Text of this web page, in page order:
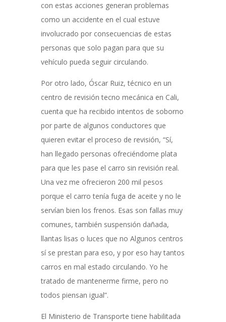
con estas acciones generan problemas
como un accidente en el cual estuve
involucrado por consecuencias de estas
personas que solo pagan para que su
vehículo pueda seguir circulando.
Por otro lado, Óscar Ruiz, técnico en un
centro de revisión tecno mecánica en Cali,
cuenta que ha recibido intentos de soborno
por parte de algunos conductores que
quieren evitar el proceso de revisión, “Sí,
han llegado personas ofreciéndome plata
para que les pase el carro sin revisión real.
Una vez me ofrecieron 200 mil pesos
porque el carro tenía fuga de aceite y no le
servían bien los frenos. Esas son fallas muy
comunes, también suspensión dañada,
llantas lisas o luces que no Algunos centros
sí se prestan para eso, y por eso hay tantos
carros en mal estado circulando. Yo he
tratado de mantenerme firme, pero no
todos piensan igual”.
El Ministerio de Transporte tiene habilitada